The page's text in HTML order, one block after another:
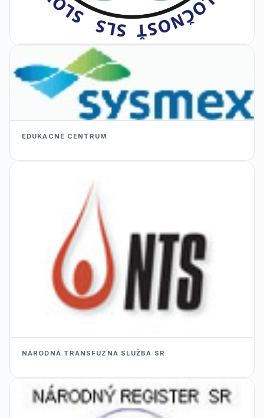
EDUKACNÉ CENTRUM
NÁRODNÁ TRANSFÚZNA SLUŽBA SR